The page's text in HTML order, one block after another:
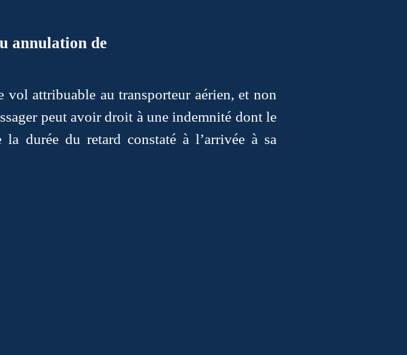
annulation de
attribuable au transporteur aérien, et non
peut avoir droit à une indemnité dont le
durée du retard constaté à l’arrivée à sa